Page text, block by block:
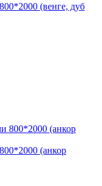
(венге, дуб
(анкор